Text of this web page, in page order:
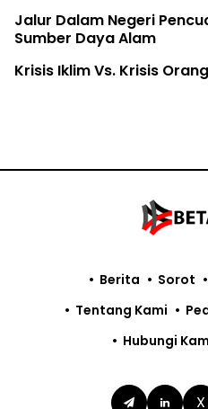
Jalur Dalam Negeri
Sumber Daya Alam
Krisis Iklim Vs. Krisis
X
Berita Sorot
Tentang Kami
Hubungi